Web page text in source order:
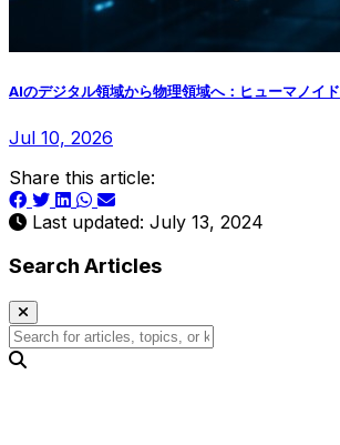
AIのデジタル領域から物理領域へ：ヒューマノイド
Jul 10, 2026
Share this article:
Last updated: July 13, 2024
Search Articles